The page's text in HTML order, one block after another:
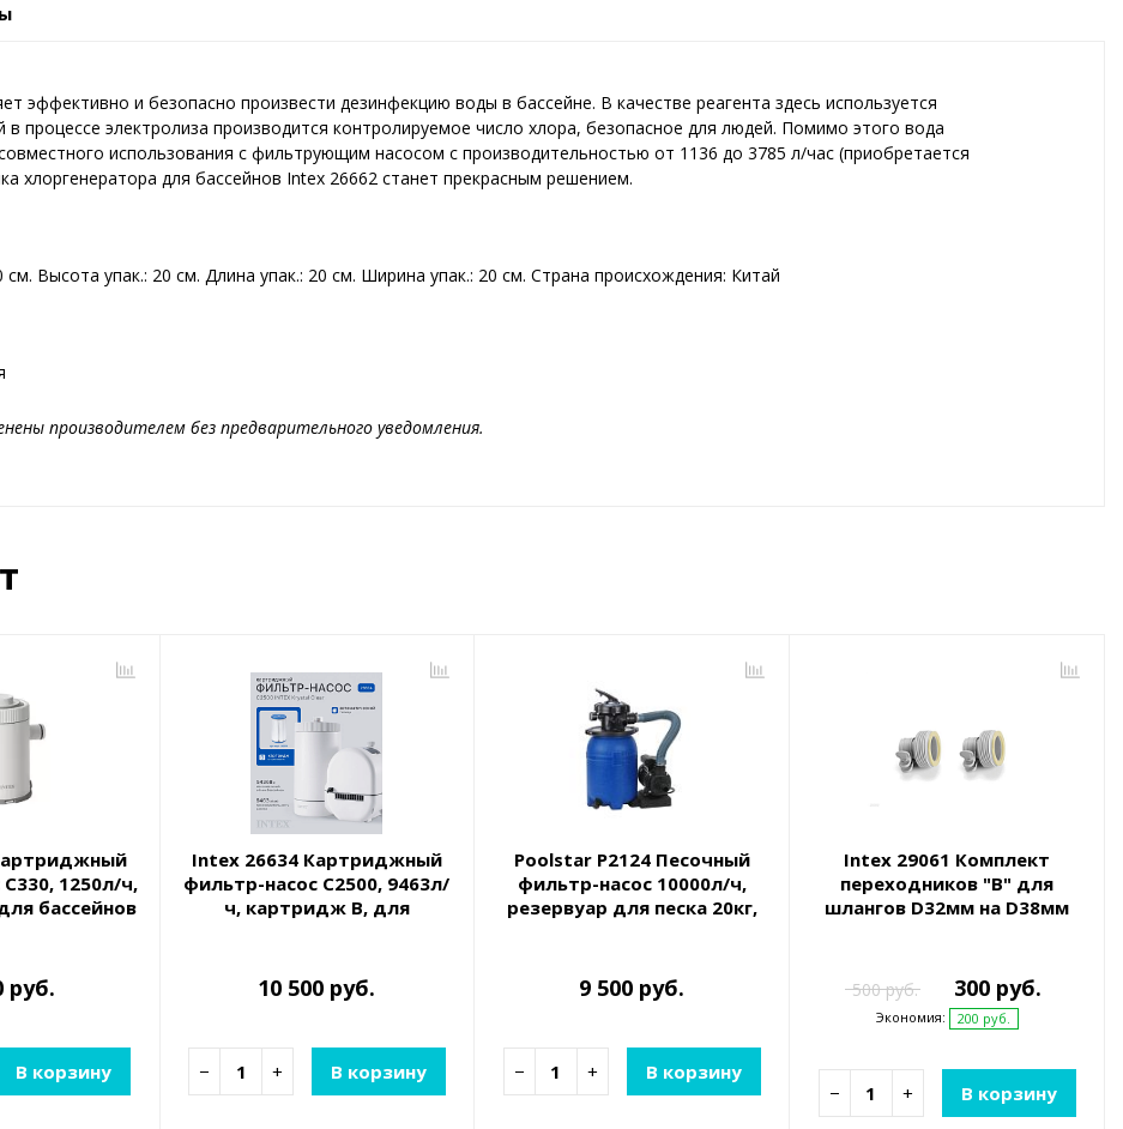
эффективно и безопасно произвести дезинфекцию воды в бассейне. В качестве реагента здесь используется
процессе электролиза производится контролируемое число хлора, безопасное для людей. Помимо этого вода
использования с фильтрующим насосом с производительностью от 1136 до 3785 л/час (приобретается
хлоргенератора для бассейнов Intex 26662 станет прекрасным решением.
Высота упак.: 20 см. Длина упак.: 20 см. Ширина упак.: 20 см. Страна происхождения: Китай
производителем без предварительного уведомления.
1250л/ч,
бассейнов
руб.
В корзину
Intex 26634 Картриджный
фильтр-насос C2500, 9463л/
ч, картридж B, для
10 500 руб.
− + В корзину
Poolstar P2124 Песочный
фильтр-насос 10000л/ч,
резервуар для песка 20кг,
9 500 руб.
− + В корзину
Intex 29061 Комплект
переходников "В" для
шлангов D32мм на D38мм
500 руб. 300 руб.
Экономия: 200 руб.
− + В корзину